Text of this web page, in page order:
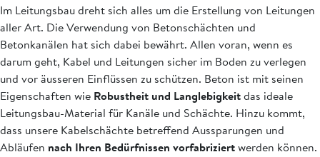
Im Leitungsbau dreht sich alles um die Erstellung von Leitungen
aller Art. Die Verwendung von Betonschächten und
Betonkanälen hat sich dabei bewährt. Allen voran, wenn es
darum geht, Kabel und Leitungen sicher im Boden zu verlegen
und vor äusseren Einflüssen zu schützen. Beton ist mit seinen
Eigenschaften wie Robustheit und Langlebigkeitdas ideale
Leitungsbau-Material für Kanäle und Schächte. Hinzu kommt,
dass unsere Kabelschächte betreffend Aussparungen und
Abläufen nach Ihren Bedürfnissen vorfabriziertwerden können.